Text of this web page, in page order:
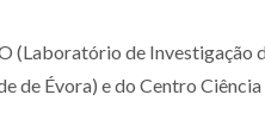
(Laboratório de Investigação
de Évora) e do Centro